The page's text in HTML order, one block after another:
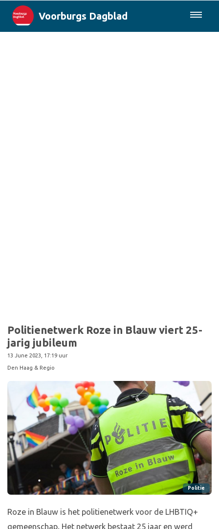
Voorburgs Dagblad
Politienetwerk Roze in Blauw viert 25-
jarig jubileum
13 June 2023, 17:19 uur
Den Haag & Regio
Politie
Roze in Blauw is het politienetwerk voor de LHBTIQ+
gemeenschap. Het netwerk bestaat 25 jaar en werd